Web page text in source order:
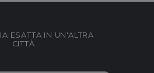
ESATTA IN UN'ALTRA
CITTÀ